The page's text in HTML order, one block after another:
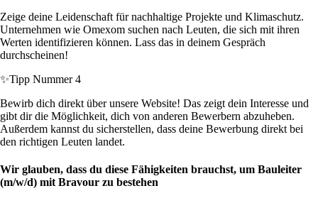
Zeige deine Leidenschaft für nachhaltige Projekte und Klimaschutz.
Unternehmen wie Omexom suchen nach Leuten, die sich mit ihren
Werten identifizieren können. Lass das in deinem Gespräch
durchscheinen!
✨Tipp Nummer 4
Bewirb dich direkt über unsere Website! Das zeigt dein Interesse und
gibt dir die Möglichkeit, dich von anderen Bewerbern abzuheben.
Außerdem kannst du sicherstellen, dass deine Bewerbung direkt bei
den richtigen Leuten landet.
Wir glauben, dass du diese Fähigkeiten brauchst, um Bauleiter
(m/w/d) mit Bravour zu bestehen